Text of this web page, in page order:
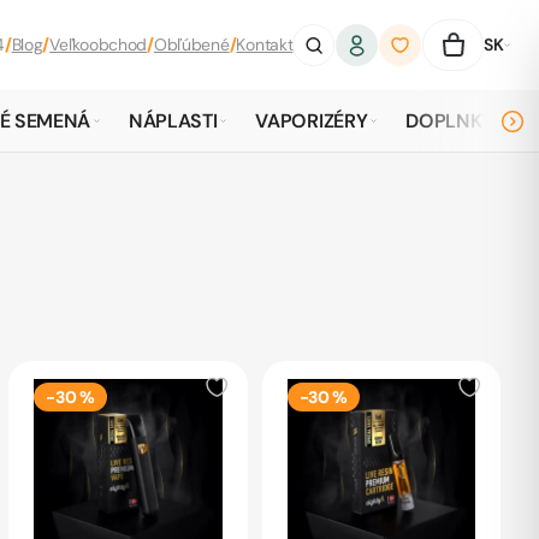
/Blog/Veľkoobchod/Obľúbené/Kontakt SK
SEMENÁ NÁPLASTI VAPORIZÉRY DOPLNKY
-30 % -30 %